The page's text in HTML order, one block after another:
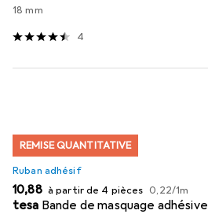
18 mm
4
REMISE QUANTITATIVE
Ruban adhésif
EUR
10,88 à partir de 4 pièces EUR
0,22/1m
tesa Bande de masquage adhésive